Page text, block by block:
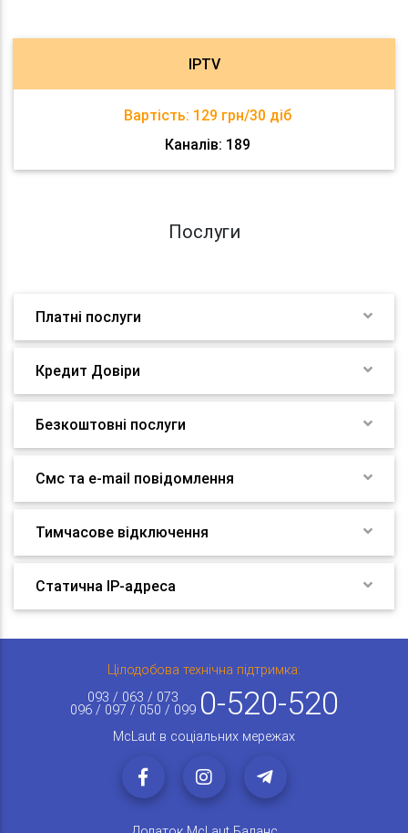
IPTV
Вартість: 129 грн/30 діб
Каналів: 189
Послуги
Платні послуги
Кредит Довіри
Безкоштовні послуги
Смс та e-mail повідомлення
Тимчасове відключення
Статична IP-адреса
Цілодобова технічна підтримка:
093 / 063 / 073
096 / 097 / 050 / 099 0-520-520
McLaut в соціальних мережах